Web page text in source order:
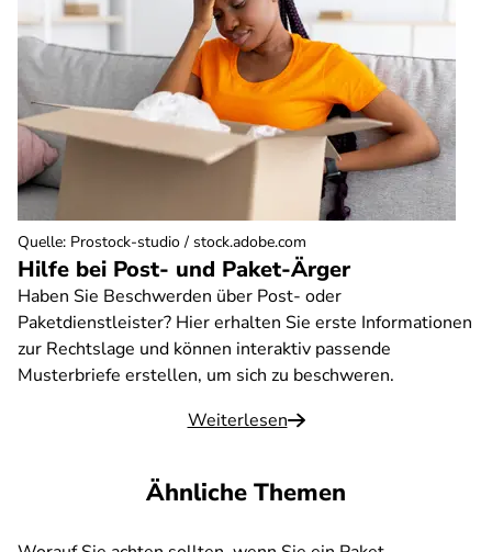
Hilfe bei Post- und Paket-Ärger
Haben Sie Beschwerden über Post- oder
Paketdienstleister? Hier erhalten Sie erste Informationen
zur Rechtslage und können interaktiv passende
Musterbriefe erstellen, um sich zu beschweren.
Weiterlesen
Quelle: Prostock-studio / stock.adobe.com
Ähnliche Themen